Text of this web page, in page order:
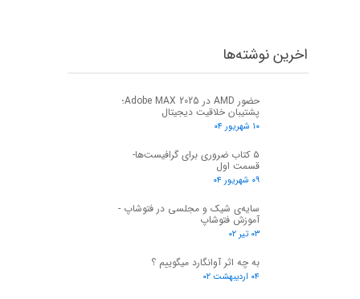
اخرین نوشته‌ها
حضور AMD در Adobe MAX 2025؛
پشتیبان خلاقیت دیجیتال
۱۰ شهریور ۰۴
۵ کتاب ضروری برای گرافیست‌ها-
قسمت اول
۰۹ شهریور ۰۴
سایه‌ی شیک و مجلسی در فتوشاپ -
آموزش فتوشاپ
۰۳ تیر ۰۲
به چه اثر آوانگارد میگوییم ؟
۰۴ اردیبهشت ۰۲